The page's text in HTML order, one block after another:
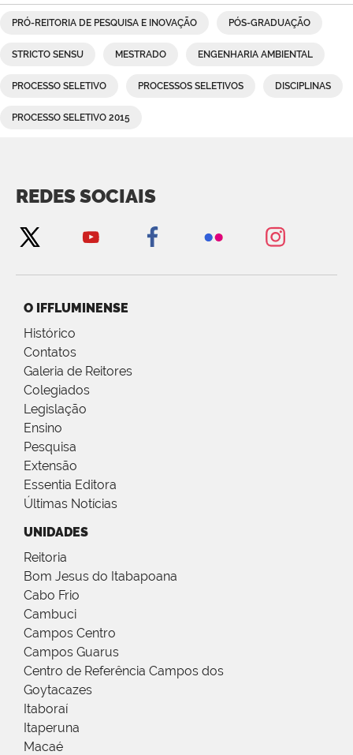
PRÓ-REITORIA DE PESQUISA E INOVAÇÃO PÓS-GRADUAÇÃO
STRICTO SENSU MESTRADO ENGENHARIA AMBIENTAL
PROCESSO SELETIVO PROCESSOS SELETIVOS DISCIPLINAS
PROCESSO SELETIVO 2015
REDES SOCIAIS
O IFFLUMINENSE
Histórico
Contatos
Galeria de Reitores
Colegiados
Legislação
Ensino
Pesquisa
Extensão
Essentia Editora
Últimas Notícias
UNIDADES
Reitoria
Bom Jesus do Itabapoana
Cabo Frio
Cambuci
Campos Centro
Campos Guarus
Centro de Referência Campos dos
Goytacazes
Itaboraí
Itaperuna
Macaé